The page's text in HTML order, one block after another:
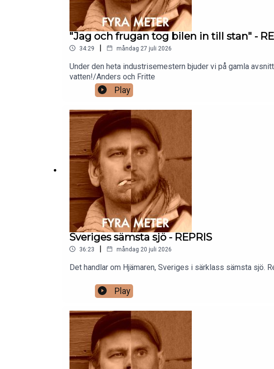
"Jag och frugan tog bilen in till stan" -
34:29 | måndag 27 juli 2026
Under den heta industrisemestern bjuder vi på gamla
vatten!/Anders och Fritte
Play
Sveriges sämsta sjö - REPRIS
36:23 | måndag 20 juli 2026
Det handlar om Hjämaren, Sveriges i särklass sämsta sjö.
Play